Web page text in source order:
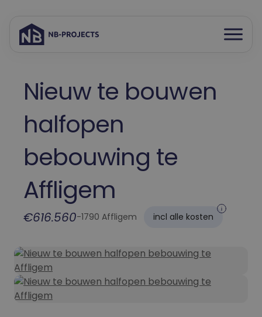
Spring
Open
menu
Nieuw te bouwen
halfopen
bebouwing te
Affligem
€616.560-1790 Affligem incl alle kosten